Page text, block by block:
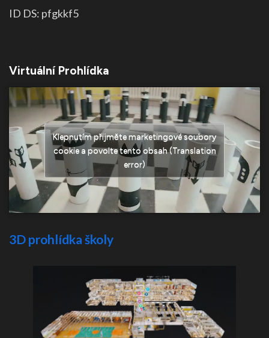
ID DS: pfgkkf5
Virtuální Prohlídka
Klepnutím přijměte marketingové soubory
cookie a povolte tento obsah (Translation
error)
3D prohlídka školy